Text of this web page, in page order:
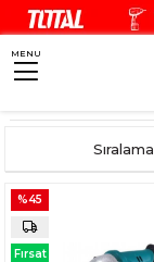
MENU
Sıralama
%45
Fırsat